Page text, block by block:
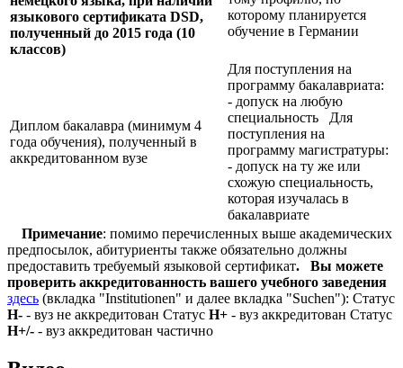
которому планируется
обучение в Германии
языкового сертификата DSD,
полученный до 2015 года (10
классов)
Диплом бакалавра (минимум 4
года обучения), полученный в
аккредитованном вузе
Для поступления на
программу бакалавриата:
- допуск на любую
специальность Для
поступления на
программу магистратуры:
- допуск на ту же или
схожую специальность,
которая изучалась в
бакалавриате
Примечание: помимо перечисленных выше академических
предпосылок, абитуриенты также обязательно должны
предоставить требуемый языковой сертификат.
Вы можете
проверить аккредитованность вашего учебного заведения
здесь (вкладка "Institutionen" и далее вкладка "Suchen"): Статус
Н- - вуз не аккредитован Статус Н+ - вуз аккредитован Статус
Н+/- - вуз аккредитован частично